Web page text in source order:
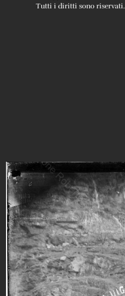
Tutti i diritti sono riservati.